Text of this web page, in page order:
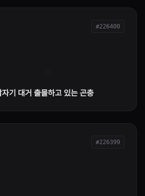
#226400
기 대거 출몰하고 있는 곤충
#226399